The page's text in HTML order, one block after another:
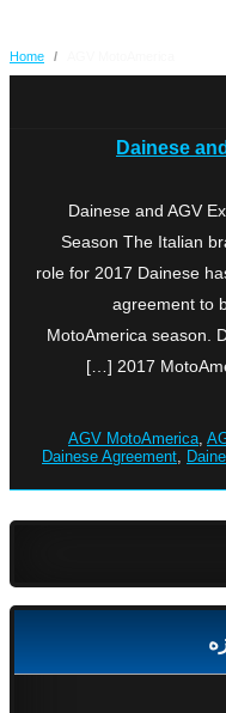
Home /
Dainese
Dainese and AGV
Season The Italian
role for 2017 Dainese
agreement to
MotoAmerica season.
2017
AGV MotoAmerica,
Dainese Agreement,